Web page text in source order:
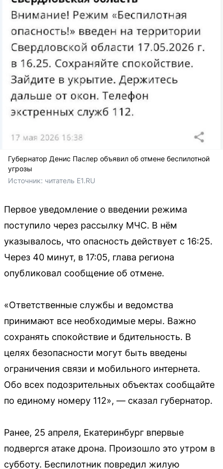
Губернатор Денис Паслер объявил об отмене беспилотной
угрозы
Источник: читатель E1.RU
Первое уведомление о введении режима
поступило через рассылку МЧС. В нём
указывалось, что опасность действует с 16:25.
Через 40 минут, в 17:05, глава региона
опубликовал сообщение об отмене.
«Ответственные службы и ведомства
принимают все необходимые меры. Важно
сохранять спокойствие и бдительность. В
целях безопасности могут быть введены
ограничения связи и мобильного интернета.
Обо всех подозрительных объектах сообщайте
по единому номеру 112», — сказал губернатор.
Ранее, 25 апреля, Екатеринбург впервые
подвергся атаке дрона. Произошло это утром в
субботу. Беспилотник повредил жилую